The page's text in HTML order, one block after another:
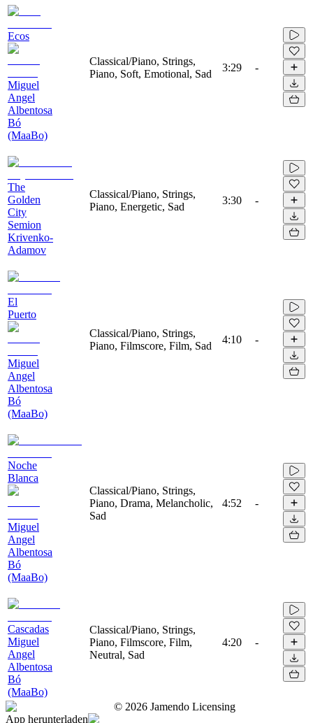
Ecos
Miguel
Angel
Albentosa
Bó
(MaaBo)
Classical/Piano, Strings,
Piano, Soft, Emotional, Sad
3:29 -
The
Golden
City
Semion
Krivenko-
Adamov
Classical/Piano, Strings,
Piano, Energetic, Sad
3:30 -
El
Puerto
Miguel
Angel
Albentosa
Bó
(MaaBo)
Classical/Piano, Strings,
Piano, Filmscore, Film, Sad
4:10 -
Noche
Blanca
Miguel
Angel
Albentosa
Bó
(MaaBo)
Classical/Piano, Strings,
Piano, Drama, Melancholic,
Sad
4:52 -
Cascadas
Miguel
Angel
Albentosa
Bó
(MaaBo)
Classical/Piano, Strings,
Piano, Filmscore, Film,
Neutral, Sad
4:20 -
© 2026 Jamendo Licensing
App herunterladen